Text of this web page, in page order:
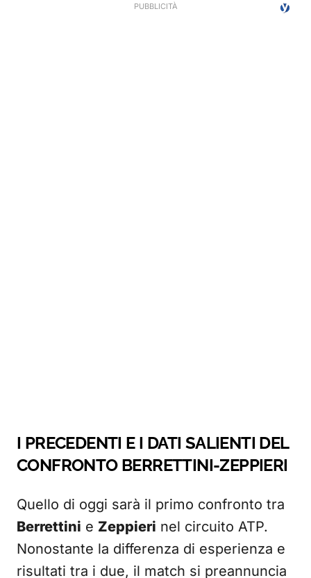
I PRECEDENTI E I DATI SALIENTI DEL
CONFRONTO BERRETTINI-ZEPPIERI
Quello di oggi sarà il primo confronto tra
Berrettini e Zeppieri nel circuito ATP.
Nonostante la differenza di esperienza e
risultati tra i due, il match si preannuncia